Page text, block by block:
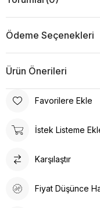
Ödeme Seçenekleri
Ürün Önerileri
Favorilere Ekle
İstek Listeme
Karşılaştır
Fiyat Düşünce